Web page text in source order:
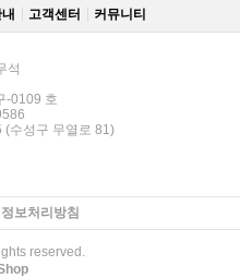
고객센터 커뮤니티
석
-0109 호
(수성구 무열로 81)
보처리방침
reserved.